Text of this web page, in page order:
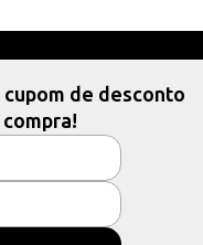
cupom de desconto